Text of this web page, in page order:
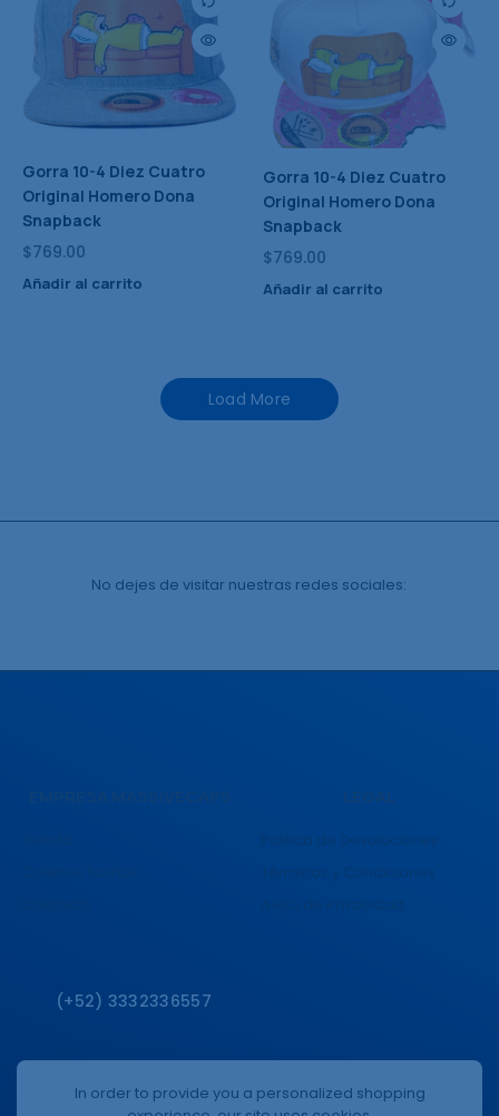
Gorra 10-4 Diez Cuatro
Original Homero Dona
Snapback
$769.00
Añadir al carrito
Gorra 10-4 Diez Cuatro
Original Homero Dona
Snapback
$769.00
Añadir al carrito
Load More
No dejes de visitar nuestras redes sociales:
Politica de Devoluciónes
(+52) 3332336557
In order to provide you a personalized shopping